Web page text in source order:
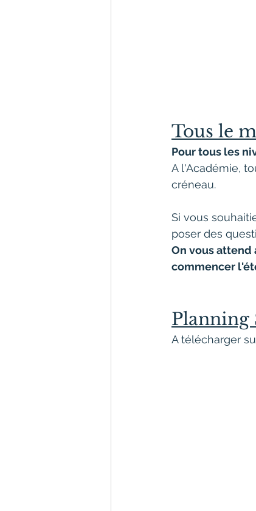
Tous le
Pour tous les
A l'Académie,
créneau.
Si vous
poser des
On vous
commencer
Planning
A télécharger